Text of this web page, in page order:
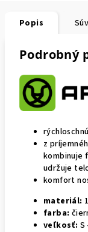
Popis
Podrobný
z
kombinuje
udržuje
komfort
materiál:
farba:
veľkosť: S